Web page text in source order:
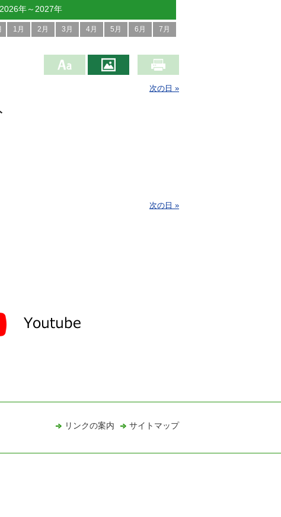
2026年～2027年
1月 2月 3月 4月 5月 6月 7月
次の日 »
次の日 »
リンクの案内 サイトマップ